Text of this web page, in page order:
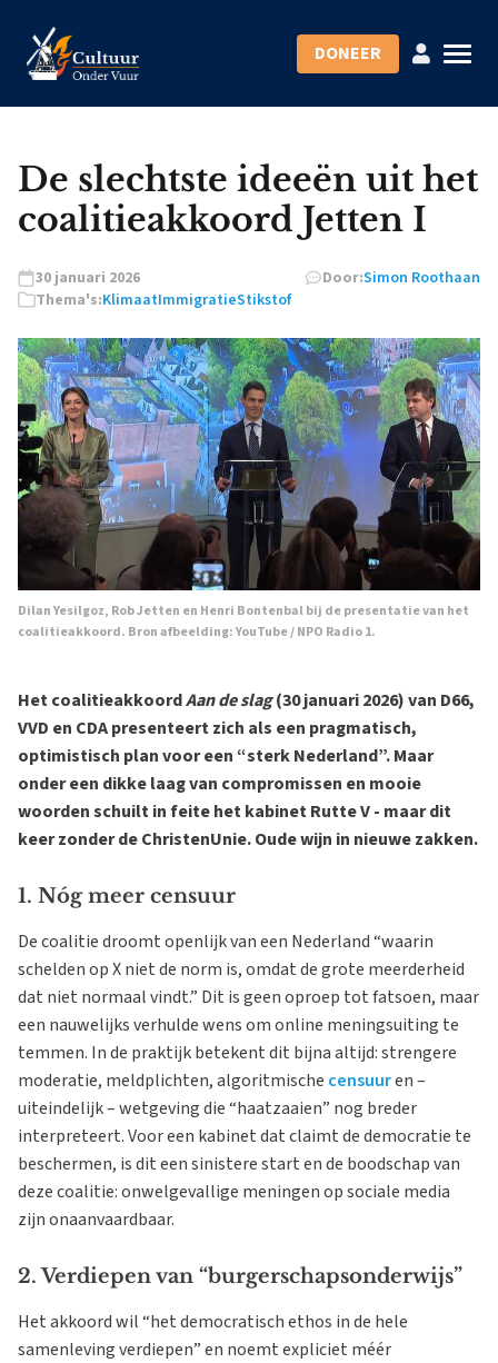
DONEER
De slechtste ideeën uit het
coalitieakkoord Jetten I
30 januari 2026 Door:Simon Roothaan
Thema's:KlimaatImmigratieStikstof
Dilan Yesilgoz, Rob Jetten en Henri Bontenbal bij de presentatie van het
coalitieakkoord. Bron afbeelding:YouTube / NPO Radio 1.
Het coalitieakkoordAan de slag(30 januari 2026) van D66,
VVD en CDA presenteert zich als een pragmatisch,
optimistisch plan voor een “sterk Nederland”. Maar
onder een dikke laag van compromissen en mooie
woorden schuilt in feite het kabinet Rutte V - maar dit
keer zonder de ChristenUnie. Oude wijn in nieuwe zakken.
1. Nóg meer censuur
De coalitie droomt openlijk van een Nederland “waarin
schelden op X niet de norm is, omdat de grote meerderheid
dat niet normaal vindt.” Dit is geen oproep tot fatsoen, maar
een nauwelijks verhulde wens om online meningsuiting te
temmen. In de praktijk betekent dit bijna altijd: strengere
moderatie, meldplichten, algoritmische censuuren –
uiteindelijk – wetgeving die “haatzaaien” nog breder
interpreteert. Voor een kabinet dat claimt de democratie te
beschermen, is dit een sinistere start en de boodschap van
deze coalitie: onwelgevallige meningen op sociale media
zijn onaanvaardbaar.
2. Verdiepen van “burgerschapsonderwijs”
Het akkoord wil “het democratisch ethos in de hele
samenleving verdiepen” en noemt expliciet méér